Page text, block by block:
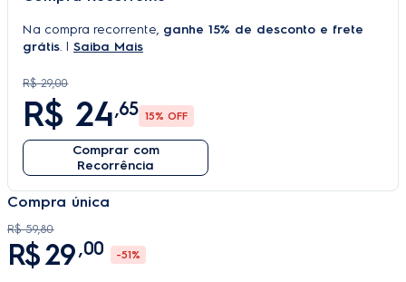
Na compra recorrente, ganhe 15% de desconto e frete
grátis. | Saiba Mais
R$ 29,00
R$24,65 15% OFF
Comprar com
Recorrência
Compra única
R$ 59,80
R$29,00 -51%